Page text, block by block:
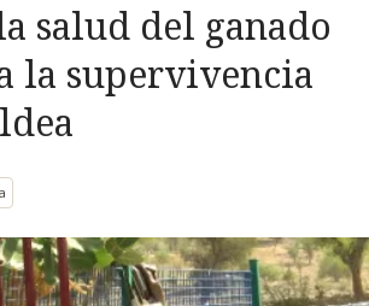
salud del ganado
la supervivencia